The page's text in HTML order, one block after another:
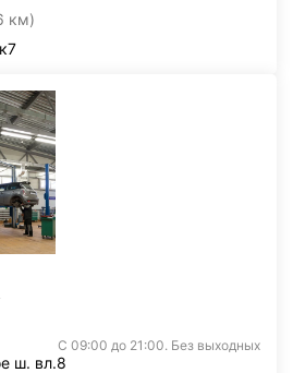
км)
С 09:00 до 21:00. Без выходных
ш. вл.8